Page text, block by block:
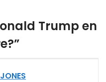
Trump en